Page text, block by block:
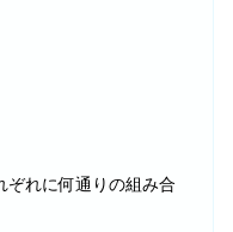
ぞれに何通りの組み合